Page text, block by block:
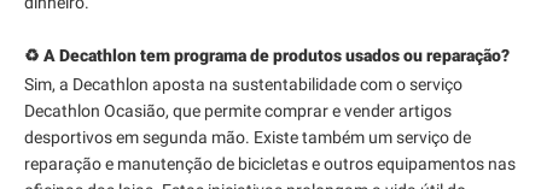
♻️ A Decathlon tem programa de produtos usados ou reparação?
Sim, a Decathlon aposta na sustentabilidade com o serviço
Decathlon Ocasião, que permite comprar e vender artigos
desportivos em segunda mão. Existe também um serviço de
reparação e manutenção de bicicletas e outros equipamentos nas